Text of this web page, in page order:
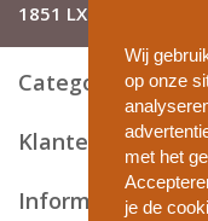
Wij
op onze
met het
je de
1851 LX Heiloo
Categorieën
Klantenservice
Informatie en